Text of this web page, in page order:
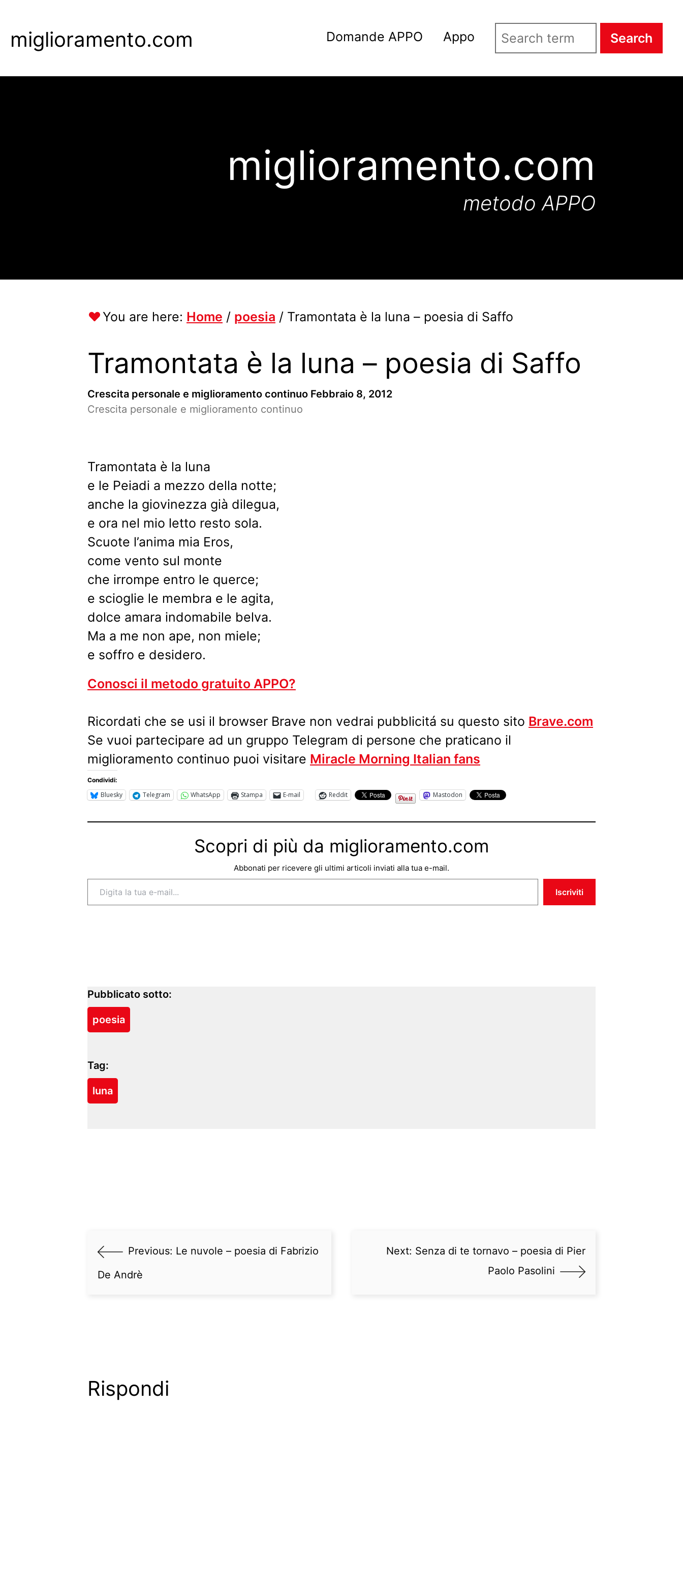
main
miglioramento.com Domande APPO Appo Search
miglioramento.com
metodo APPO
You are here: Home / poesia / Tramontata è la luna – poesia di Saffo
Tramontata è la luna – poesia di Saffo
Crescita personale e miglioramento continuo Febbraio 8, 2012
Crescita personale e miglioramento continuo
Tramontata è la luna
e le Peiadi a mezzo della notte;
anche la giovinezza già dilegua,
e ora nel mio letto resto sola.
Scuote l’anima mia Eros,
come vento sul monte
che irrompe entro le querce;
e scioglie le membra e le agita,
dolce amara indomabile belva.
Ma a me non ape, non miele;
e soffro e desidero.
Conosci il metodo gratuito APPO?
Ricordati che se usi il browser Brave non vedrai pubblicitá su questo sito Brave.com
Se vuoi partecipare ad un gruppo Telegram di persone che praticano il
miglioramento continuo puoi visitare Miracle Morning Italian fans
Condividi:
Bluesky Telegram WhatsApp Stampa E-mail Reddit Mastodon
Scopri di più da miglioramento.com
Abbonati per ricevere gli ultimi articoli inviati alla tua e-mail.
Digita la tua e-mail...
Iscriviti
Pubblicato sotto:
poesia
Tag:
luna
Previous: Le nuvole – poesia di Fabrizio
De Andrè
Next: Senza di te tornavo – poesia di Pier
Paolo Pasolini
Rispondi